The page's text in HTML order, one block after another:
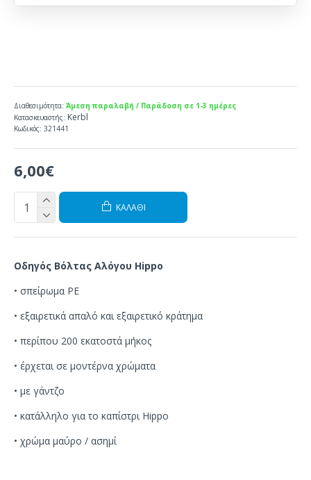
6,00€
Διαθεσιμότητα: Άμεση παραλαβή / Παράδοση σε 1-3 ημέρες
Κατασκευαστής: Kerbl
Κωδικός: 321441
ΚΑΛΆΘΙ
Οδηγός Βόλτας Αλόγου Hippo
• σπείρωμα PE
• εξαιρετικά απαλό και εξαιρετικό κράτημα
• περίπου 200 εκατοστά μήκος
• έρχεται σε μοντέρνα χρώματα
• με γάντζο
• κατάλληλο για το καπίστρι Hippo
• χρώμα μαύρο / ασημί